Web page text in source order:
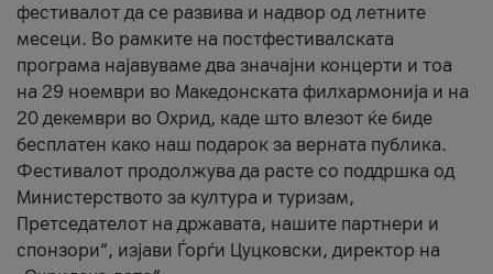
фестивалот да се развива и надвор од летните
месеци. Во рамките на постфестивалската
програма најавуваме два значајни концерти и тоа
на 29 ноември во Македонската филхармонија и на
20 декември во Охрид, каде што влезот ќе биде
бесплатен како наш подарок за верната публика.
Фестивалот продолжува да расте со поддршка од
Министерството за култура и туризам,
Претседателот на државата, нашите партнери и
спонзори“, изјави Ѓорѓи Цуцковски, директор на